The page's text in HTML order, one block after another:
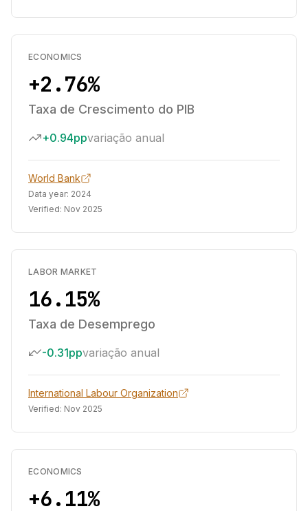
ECONOMICS
+2.76%
Taxa de Crescimento do PIB
+0.94ppvariação anual
World Bank
Data year: 2024
Verified: Nov 2025
LABOR MARKET
16.15%
Taxa de Desemprego
-0.31ppvariação anual
International Labour Organization
Verified: Nov 2025
ECONOMICS
+6.11%